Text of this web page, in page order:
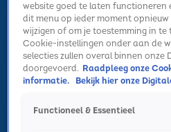
HomeRadio luisterenActies
Twee waarheden en
FLEMMING en Mart
Twee waarheden en één
website goed te laten functioneren
dit menu op ieder moment opnieuw
wijzigen of om je toestemming in
Cookie-instellingen onder aan de
selecties zullen overal binnen onze
doorgevoerd. Raadpleeg onze
informatie.
Bekijk hier onze
Functioneel & Essentieel